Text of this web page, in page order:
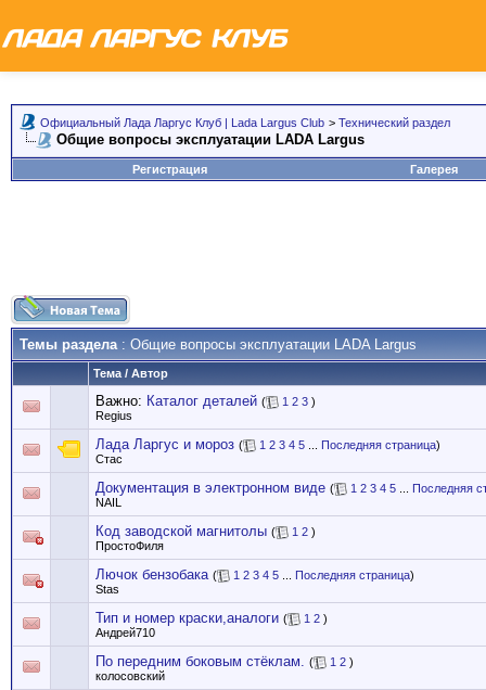
Официальный Лада Ларгус Клуб | Lada Largus Club > Технический раздел
Общие вопросы эксплуатации LADA Largus
Регистрация Галерея
Темы раздела: Общие вопросы эксплуатации LADA Largus
Тема / Автор
Важно: Каталог деталей ( 1 2 3 )
Regius
Лада Ларгус и мороз ( 1 2 3 4 5 Последняя страница)
Стас
Документация в электронном виде ( 1 2 3 4 5
Последняя
NAIL
Код заводской магнитолы ( 1 2 )
ПростоФиля
Лючок бензобака ( 1 2 3 4 5 Последняя страница)
Stas
Тип и номер краски,аналоги ( 1 2 )
Андрей710
По передним боковым стёклам. ( 1 2 )
колосовский